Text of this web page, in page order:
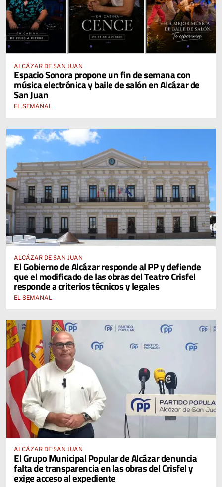
ALCÁZAR DE SAN JUAN
Espacio Sonora propone un fin de semana con
música electrónica y baile de salón en Alcázar de
San Juan
EL SEMANAL
ALCÁZAR DE SAN JUAN
El Gobierno de Alcázar responde al PP y defiende
que el modificado de las obras del Teatro Crisfel
responde a criterios técnicos y legales
EL SEMANAL
ALCÁZAR DE SAN JUAN
El Grupo Municipal Popular de Alcázar denuncia
falta de transparencia en las obras del Crisfel y
exige acceso al expediente